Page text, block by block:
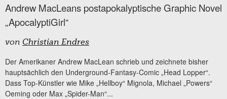
Andrew MacLeans postapokalyptische Graphic Novel
„ApocalyptiGirl“
von Christian Endres
Der Amerikaner Andrew MacLean schrieb und zeichnete bisher
hauptsächlich den Underground-Fantasy-Comic „Head Lopper“.
Dass Top-Künstler wie Mike „Hellboy“ Mignola, Michael „Powers“
Oeming oder Max „Spider-Man“...